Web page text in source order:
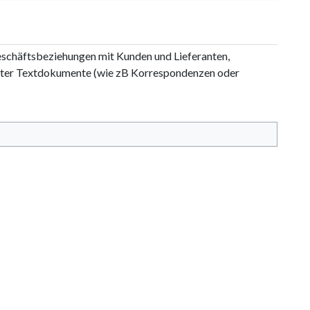
mit Kunden und Lieferanten,
Textdokumente (wie zB Korrespondenzen oder